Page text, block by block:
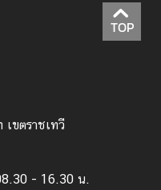
TOP
ขตราชเทวี
- 16.30 น.